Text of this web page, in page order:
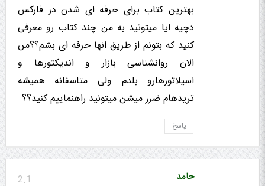
بهترین کتاب برای حرفه ای شدن در فارکس
دچیه ایا میتونید به من چند کتاب رو معرفی
کنید که بتونم از طریق انها حرفه ای بشم؟؟من
الان روانشناسی بازار و اندیکتورها و
اسیلاتورهارو بلدم ولی متاسفانه همیشه
تریدهام ضرر میشن میتونید راهنماییم کنید؟؟
پاسخ
2.1 حامد